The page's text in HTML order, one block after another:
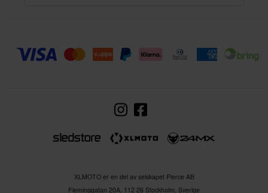
XLMOTO er en del av selskapet Pierce AB
Fleminggatan 20A, 112 26 Stockholm, Sverige